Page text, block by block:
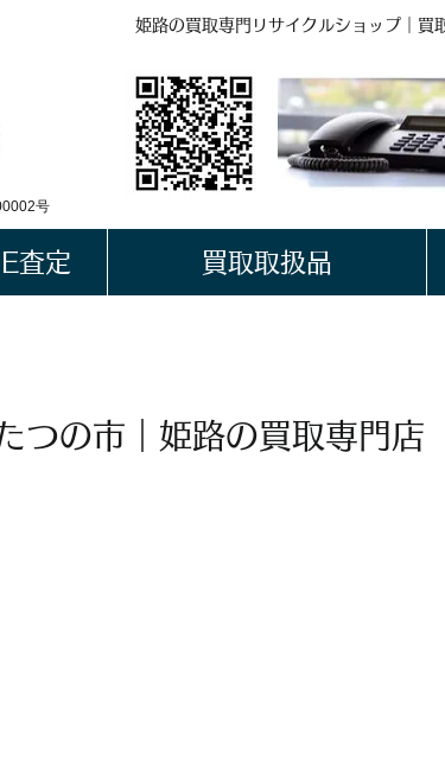
姫路の買取専門リサイクルショップ｜買
BUYKING
LINE QRコード
号
査定 買取取扱品
つの市｜姫路の買取専門店